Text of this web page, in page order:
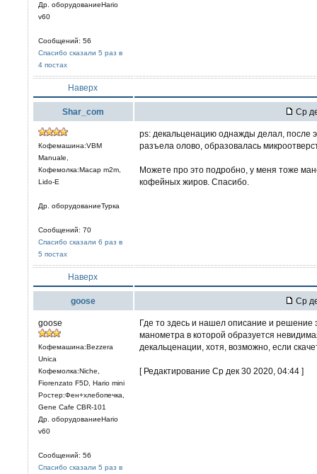
Др. оборудованиеHario
v60
Сообщений: 56
Спасибо сказали 5 раз в
4 постах
Наверх
Shar_com Ср
Кофемашина:VBM
Manuale,
Кофемолка:Macap m2m,
Lido-E
Др. оборудованиеТурка
Сообщений: 70
Спасибо сказали 6 раз в
5 постах
ps: декальценацию однажды делал, после
разъела олово, образовалась
Можете про это подробно, у меня тоже
кофейных жиров. Спасибо.
Наверх
goose Ср
goose
Кофемашина:Bezzera
Unica
Кофемолка:Niche,
Fiorenzato F5D, Hario mini
Ростер:Фен+хлебопечка,
Gene Cafe CBR-101
Др. оборудованиеHario
v60
Сообщений: 56
Спасибо сказали 5 раз в
Где то здесь и нашел описание и решение
манометра в которой образуется
декальценации, хотя, возможно, если
[ Редактирование Ср дек 30 2020, 04:44 ]